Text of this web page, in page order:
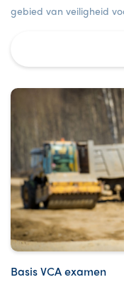
gebied van veiligheid
Basis VCA examen